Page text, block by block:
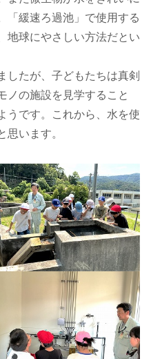
「緩速ろ過池」で使用する
地球にやさしい方法だとい
たが、子どもたちは真剣
ノの施設を見学すること
うです。これから、水を使
思います。